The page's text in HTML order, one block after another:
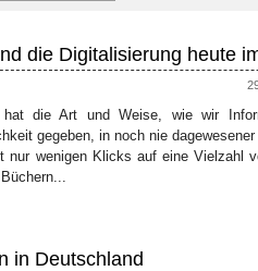
die Digitalisierung heute
die Art und Weise, wie wir
gegeben, in noch nie
nur wenigen Klicks auf eine Vielzahl
in Deutschland